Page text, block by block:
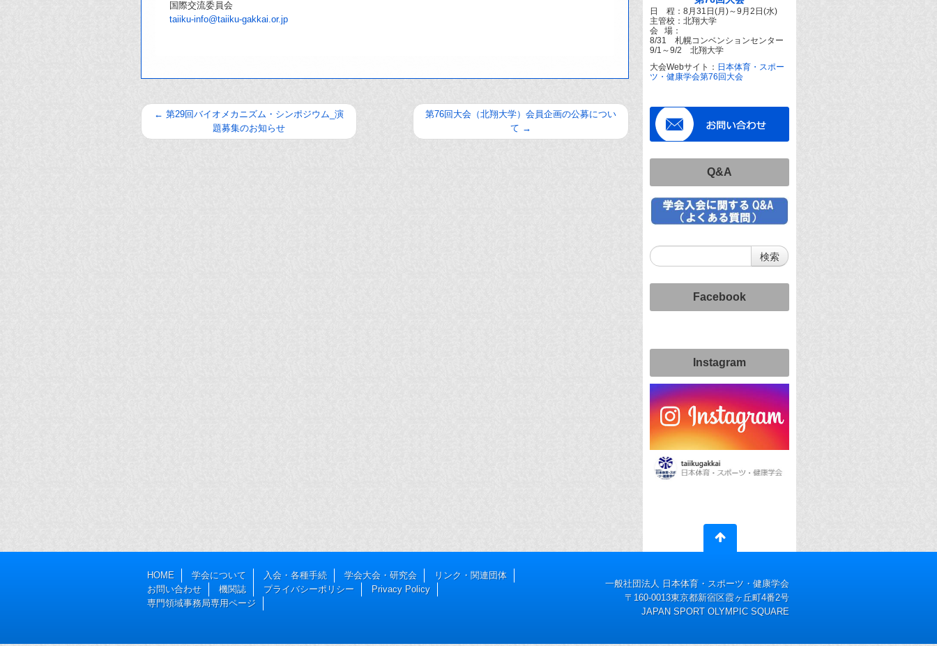
国際交流委員会
taiiku-info@taiiku-gakkai.or.jp
← 第29回バイオメカニズム・シンポジウム_演
題募集のお知らせ
第76回大会（北翔大学）会員企画の公募につい
て →
日 程：8月31日(月)～9月2日(水)
主管校：北翔大学
会 場：
8/31 札幌コンベンションセンター
9/1～9/2 北翔大学
大会Webサイト： 日本体育・スポー
ツ・健康学会第76回大会
Q&A
Facebook
Instagram
HOME 学会について 入会・各種手続 学会大会・研究会
リンク・関連団体
お問い合わせ
機関誌 プライバシーポリシー
Privacy Policy
専門領域事務局専用ページ
一般社団法人 日本体育・スポーツ・健康学会
〒160-0013東京都新宿区霞ヶ丘町4番2号
JAPAN SPORT OLYMPIC SQUARE